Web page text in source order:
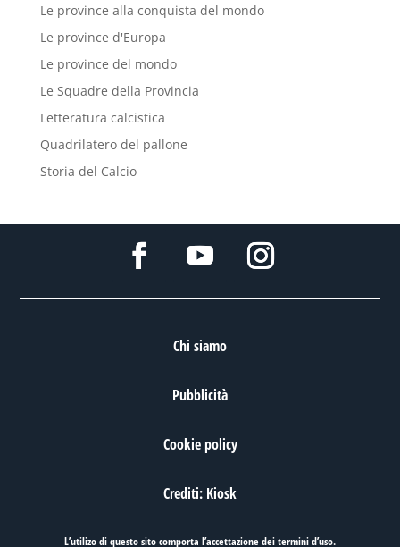
Le province alla conquista del mondo
Le province d'Europa
Le province del mondo
Le Squadre della Provincia
Letteratura calcistica
Quadrilatero del pallone
Storia del Calcio
Chi siamo
Pubblicità
Cookie policy
Crediti: Kiosk
L’utilizo di questo sito comporta l’accettazione deitermini d’uso.